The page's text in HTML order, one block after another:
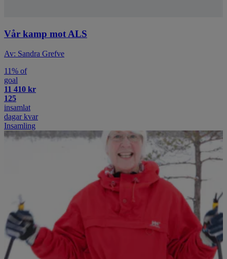
Vår kamp mot ALS
Av: Sandra Grefve
11% of
goal
11 410 kr
125
insamlat
dagar kvar
Insamling